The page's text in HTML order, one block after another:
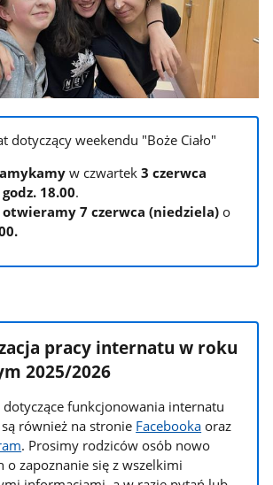
dotyczący weekendu "Boże Ciało"
w czwartek3 czerwca
18.00.
otwieramy 7 czerwca (niedziela) o
pracy internatu w roku
2025/2026
dotyczące funkcjonowania internatu
również na stronie Facebooka oraz
. Prosimy rodziców osób nowo
o zapoznanie się z wszelkimi